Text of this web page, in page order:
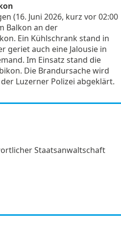
(16. Juni 2026, kurz vor 02:00
Balkon an der
Ein Kühlschrank stand in
geriet auch eine Jalousie in
Im Einsatz stand die
Die Brandursache wird
Luzerner Polizei abgeklärt.
Staatsanwaltschaft